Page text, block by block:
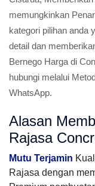
memungkinkan
kategori pilihan anda
detail dan
Bernego Harga di
hubungi melalui
WhatsApp.
Alasan
Rajasa
Mutu Terjamin
Rajasa dengan